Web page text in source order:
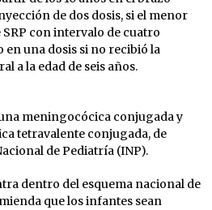
de dos dosis, si el menor
con intervalo de cuatro
en una dosis si no recibió la
a la edad de seis años.
meningocócica conjugada y
tetravalente conjugada, de
de Pediatría (INP).
dentro del esquema nacional de
que los infantes sean